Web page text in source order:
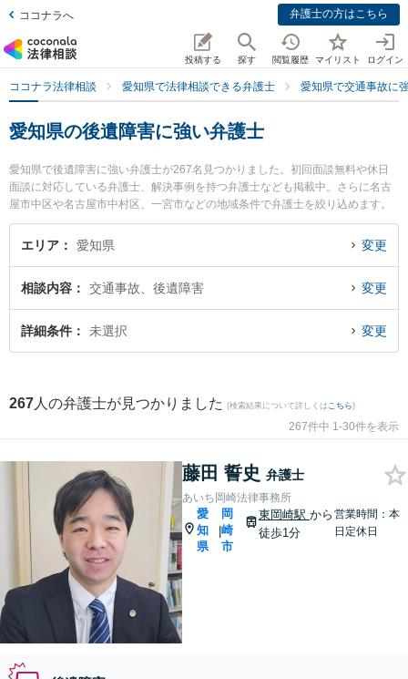
ココナラへ 弁護士の方はこちら
投稿する 探す 閲覧履歴 マイリスト ログイン
ココナラ法律相談 愛知県で法律相談できる弁護士 愛知県で交通事故に
愛知県の後遺障害に強い弁護士
愛知県で後遺障害に強い弁護士が267名見つかりました。初回面談無料や休日
面談に対応している弁護士、解決事例を持つ弁護士なども掲載中。さらに名古
屋市中区や名古屋市中村区、一宮市などの地域条件で弁護士を絞り込めます。
交通事故に関係する自動車事故やバイク事故、自転車事故等の細かな分野での
絞り込み検索もでき便利です。特にあいち岡崎法律事務所の藤田 誓史弁護士や
土日や夜間に発生した後遺障害のトラブルを今すぐに弁護士に相談したい』
『後遺障害のトラブル解決の実績豊富な近くの弁護士を検索したい』『初回相
談無料で後遺障害を法律相談できる愛知県内の弁護士に相談予約したい』など
エリア 愛知県 変更
相談内容 交通事故、後遺障害 変更
詳細条件 未選択 変更
267 人の弁護士が見つかりました (検索結果について詳しくは こちら)
267件中 1-30件を表示
藤田 誓史 弁護士
あいち岡崎法律事務所
愛
知
県
|
岡
崎
市
東岡崎駅 から
徒歩1分
営業時間：本
日定休日